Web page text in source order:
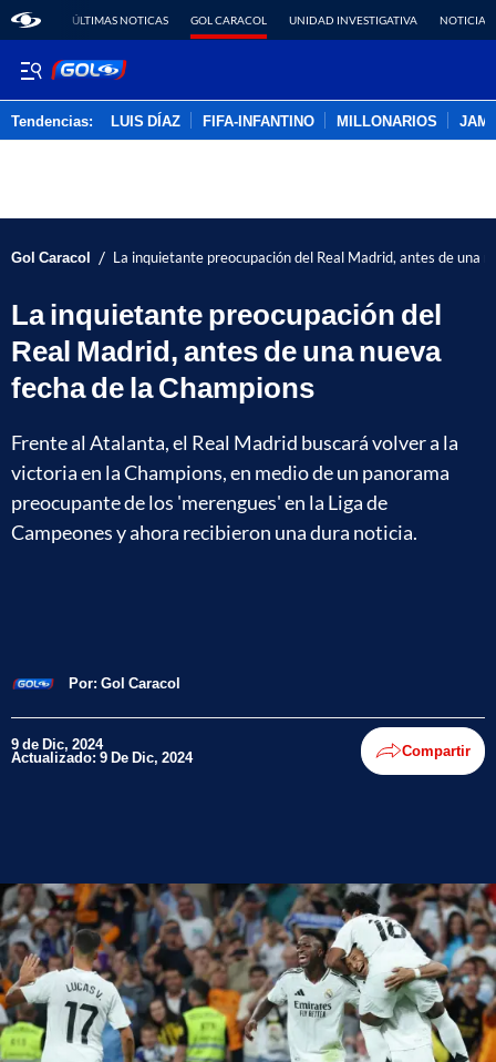
ÚLTIMAS NOTICAS GOL CARACOL UNIDAD INVESTIGATIVA NOTICIAS
Tendencias: LUIS DÍAZ FIFA-INFANTINO MILLONARIOS
Gol Caracol / La inquietante preocupación del Real Madrid, antes de una
La inquietante preocupación del
Real Madrid, antes de una nueva
fecha de la Champions
Frente al Atalanta, el Real Madrid buscará volver a la
victoria en la Champions, en medio de un panorama
preocupante de los 'merengues' en la Liga de
Campeones y ahora recibieron una dura noticia.
Por: Gol Caracol
9 de Dic, 2024
Actualizado: 9 De Dic, 2024 Compartir